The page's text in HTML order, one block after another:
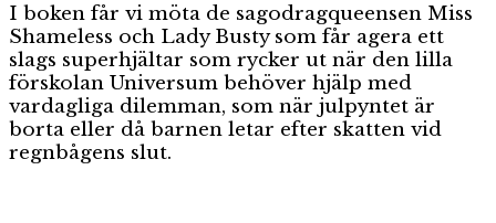
I boken får vi möta de sagodragqueensen Miss
Shameless och Lady Busty som får agera ett
slags superhjältar som rycker ut när den lilla
förskolan Universum behöver hjälp med
vardagliga dilemman, som när julpyntet är
borta eller då barnen letar efter skatten vid
regnbågens slut.